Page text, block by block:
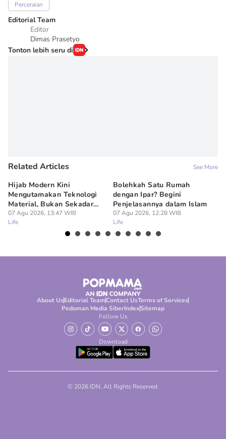
Perceraian
Editorial Team
Editor
Dimas Prasetyo
Tonton lebih seru di
Related Articles See More
Hijab Modern Kini
Mengutamakan Teknologi
Material, Bukan Sekadar
Model
07 Agu 2026, 13:47 WIB
Life
Bolehkah Satu Rumah
dengan Ipar? Begini
Penjelasannya dalam Islam
07 Agu 2026, 12:28 WIB
Life
About UsEditorial TeamContact UsTerms of Services
Pedoman Media SiberIndexSitemap
Follow Us
Download
© 2026 IDN. All Rights Reserved.